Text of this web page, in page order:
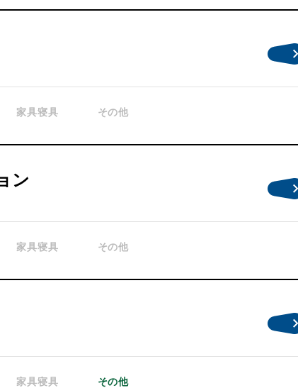
家具寝具 その他
ン
家具寝具 その他
家具寝具 その他